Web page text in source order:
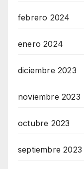
febrero 2024
enero 2024
diciembre 2023
noviembre 2023
octubre 2023
septiembre 2023